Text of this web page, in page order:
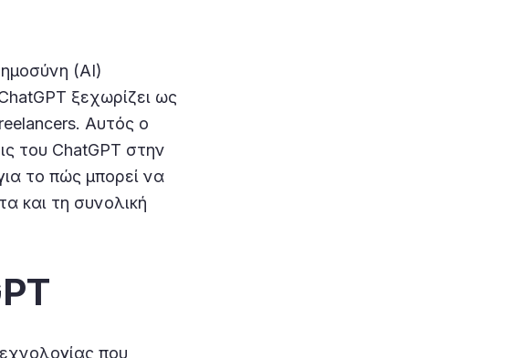
(AI)
ξεχωρίζει ως
Αυτός ο
του ChatGPT στην
το πώς μπορεί να
και τη συνολική
που